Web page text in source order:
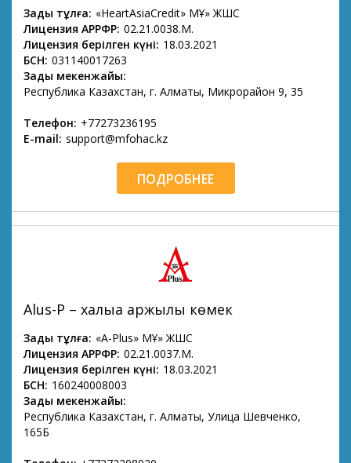
Заңды тұлға: «HeartAsiaCredit» МҚҰ» ЖШС
Лицензия АРРФР: 02.21.0038.М.
Лицензия берілген күні: 18.03.2021
БСН: 031140017263
Заңды мекенжайы:
Республика Казахстан, г. Алматы, Микрорайон 9, 35
Телефон: +77273236195
E-mail: support@mfohac.kz
ПОДРОБНЕЕ
Alus-P – халыққа қаржылық көмек
Заңды тұлға: «A-Plus» МҚҰ» ЖШС
Лицензия АРРФР: 02.21.0037.М.
Лицензия берілген күні: 18.03.2021
БСН: 160240008003
Заңды мекенжайы:
Республика Казахстан, г. Алматы, Улица Шевченко,
165Б